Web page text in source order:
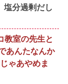
塩分過剰だし
教室の先生と
あんたなんか
ゃあやめま